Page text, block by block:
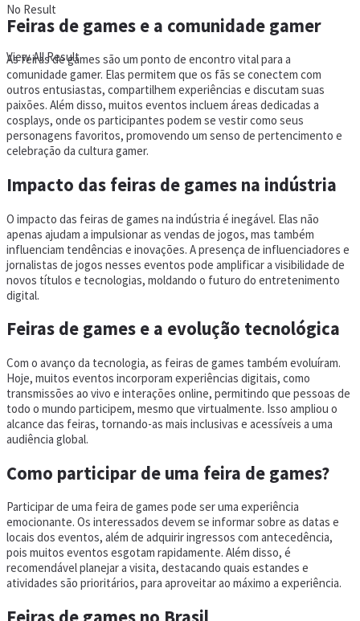
No Result
View All Result
Feiras de games e a comunidade gamer
As feiras de games são um ponto de encontro vital para a
comunidade gamer. Elas permitem que os fãs se conectem com
outros entusiastas, compartilhem experiências e discutam suas
paixões. Além disso, muitos eventos incluem áreas dedicadas a
cosplays, onde os participantes podem se vestir como seus
personagens favoritos, promovendo um senso de pertencimento e
celebração da cultura gamer.
Impacto das feiras de games na indústria
O impacto das feiras de games na indústria é inegável. Elas não
apenas ajudam a impulsionar as vendas de jogos, mas também
influenciam tendências e inovações. A presença de influenciadores e
jornalistas de jogos nesses eventos pode amplificar a visibilidade de
novos títulos e tecnologias, moldando o futuro do entretenimento
digital.
Feiras de games e a evolução tecnológica
Com o avanço da tecnologia, as feiras de games também evoluíram.
Hoje, muitos eventos incorporam experiências digitais, como
transmissões ao vivo e interações online, permitindo que pessoas de
todo o mundo participem, mesmo que virtualmente. Isso ampliou o
alcance das feiras, tornando-as mais inclusivas e acessíveis a uma
audiência global.
Como participar de uma feira de games?
Participar de uma feira de games pode ser uma experiência
emocionante. Os interessados devem se informar sobre as datas e
locais dos eventos, além de adquirir ingressos com antecedência,
pois muitos eventos esgotam rapidamente. Além disso, é
recomendável planejar a visita, destacando quais estandes e
atividades são prioritários, para aproveitar ao máximo a experiência.